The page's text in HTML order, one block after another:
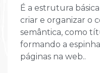
É a estrutura
criar e organizar o
semântica, como
formando a
páginas na web..